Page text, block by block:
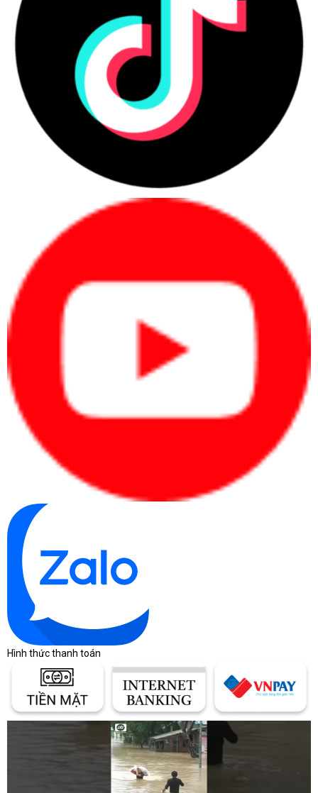
Hình thức thanh toán